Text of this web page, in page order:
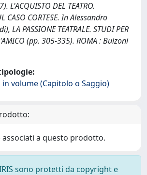
L'ACQUISTO DEL TEATRO.
CASO CORTESE. In Alessandro
LA PASSIONE TEATRALE. STUDI PER
(pp. 305-335). ROMA : Bulzoni
volume (Capitolo o Saggio)
associati a questo prodotto.
sono protetti da copyright e